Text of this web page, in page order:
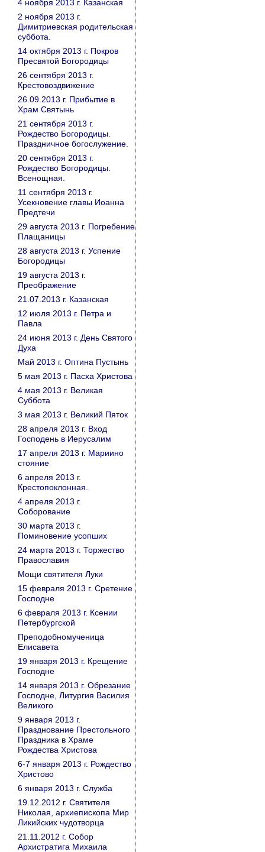
4 ноября 2013 г. Казанская
2 ноября 2013 г.
Димитриевская родительская
суббота.
14 октября 2013 г. Покров
Пресвятой Богородицы
26 сентября 2013 г.
Крестовоздвижение
26.09.2013 г. Прибытие в
Храм Святынь
21 сентября 2013 г.
Рождество Богородицы.
Праздничное богослужение.
20 сентября 2013 г.
Рождество Богородицы.
Всенощная.
11 сентября 2013 г.
Усекновение главы Иоанна
Предтечи
29 августа 2013 г. Погребение
Плащаницы
28 августа 2013 г. Успение
Богородицы
19 августа 2013 г.
Преображение
21.07.2013 г. Казанская
12 июля 2013 г. Петра и
Павла
24 июня 2013 г. День Святого
Духа
Май 2013 г. Оптина Пустынь
5 мая 2013 г. Пасха Христова
4 мая 2013 г. Великая
Суббота
3 мая 2013 г. Великий Пяток
28 апреля 2013 г. Вход
Господень в Иерусалим
17 апреля 2013 г. Мариино
стояние
6 апреля 2013 г.
Крестопоклонная.
4 апреля 2013 г.
Соборование
30 марта 2013 г.
Поминовение усопших
24 марта 2013 г. Торжество
Православия
Мощи святителя Луки
15 февраля 2013 г. Сретение
Господне
6 февраля 2013 г. Ксении
Петербургской
Преподобномученица
Елисавета
19 января 2013 г. Крещение
Господне
14 января 2013 г. Обрезание
Господне, Литургия Василия
Великого
9 января 2013 г.
Празднование Престольного
Праздника в Храме
Рождества Христова
6-7 января 2013 г. Рождество
Христово
6 января 2013 г. Служба
19.12.2012 г. Святителя
Николая, архиепископа Мир
Ликийских чудотворца
21.11.2012 г. Собор
Архистратига Михаила